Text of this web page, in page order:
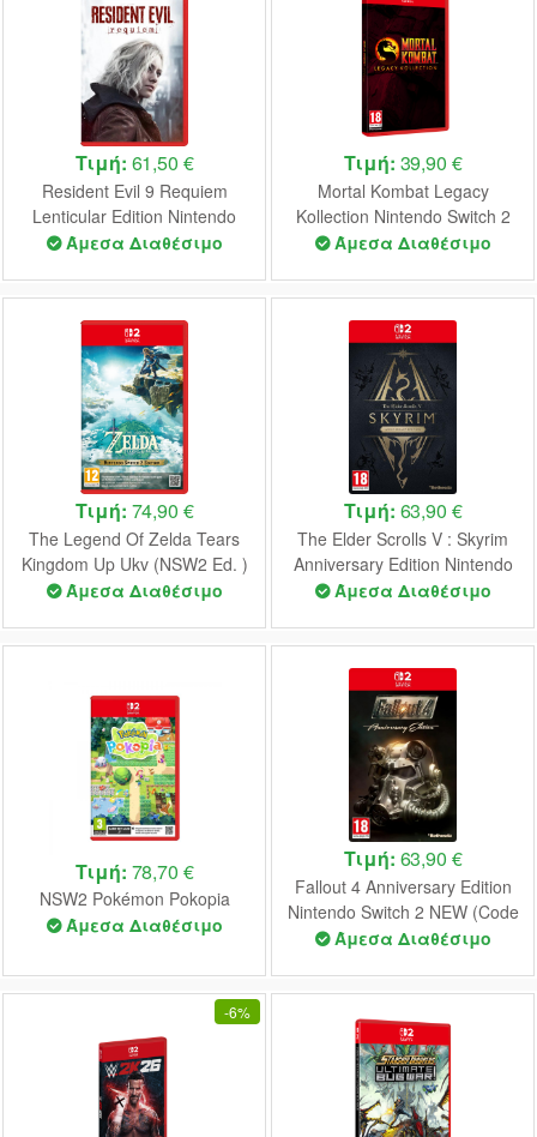
Τιμή: 61,50 €
Resident Evil 9 Requiem
Lenticular Edition Nintendo
Switch 2 NEW
Άμεσα Διαθέσιμο
Τιμή: 39,90 €
Mortal Kombat Legacy
Kollection Nintendo Switch 2
NEW
Άμεσα Διαθέσιμο
Τιμή: 74,90 €
The Legend Of Zelda Tears
Kingdom Up Ukv (NSW2 Ed. )
- Nintendo Switch 2 NEW
Άμεσα Διαθέσιμο
Τιμή: 63,90 €
The Elder Scrolls V : Skyrim
Anniversary Edition Nintendo
Switch 2 NEW (Code in a Box)
Άμεσα Διαθέσιμο
Τιμή: 78,70 €
NSW2 Pokémon Pokopia
Άμεσα Διαθέσιμο
Τιμή: 63,90 €
Fallout 4 Anniversary Edition
Nintendo Switch 2 NEW (Code
in a Box)
Άμεσα Διαθέσιμο
-6%